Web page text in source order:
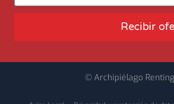
Recibir
© Archipiélago Renting